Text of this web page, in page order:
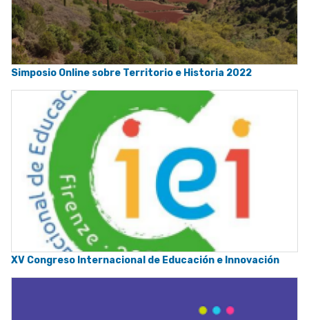
Simposio Online sobre Territorio e Historia 2022
XV Congreso Internacional de Educación e Innovación